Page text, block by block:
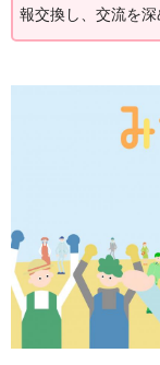
報交換し、交流を深